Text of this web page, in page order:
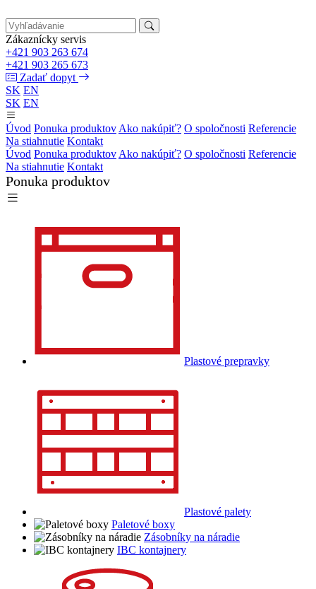
Zákaznícky servis
+421 903 263 674
+421 903 265 673
Zadať dopyt
SK EN
SK EN
Úvod Ponuka produktov Ako nakúpiť? O spoločnosti Referencie
Na stiahnutie Kontakt
Úvod Ponuka produktov Ako nakúpiť? O spoločnosti Referencie
Na stiahnutie Kontakt
Ponuka produktov
Plastové prepravky
Plastové palety
Paletové boxy
Zásobníky na náradie
IBC kontajnery